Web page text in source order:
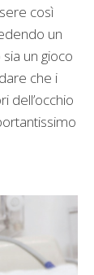
così
un
un gioco
che i
dell’occhio